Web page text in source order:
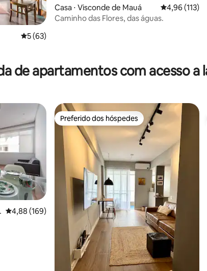
5 de uma avaliação média de 5, 63 avaliações
5 (63)
Casa ⋅ Visconde de Mauá 4,96 de uma
4,96 (113)
Caminho das Flores, das águas.
de apartamentos com acesso a
4,88 de uma avaliação média de 5, 169 avaliações
4,88 (169)
Preferido dos hóspedes
Preferido dos hóspedes